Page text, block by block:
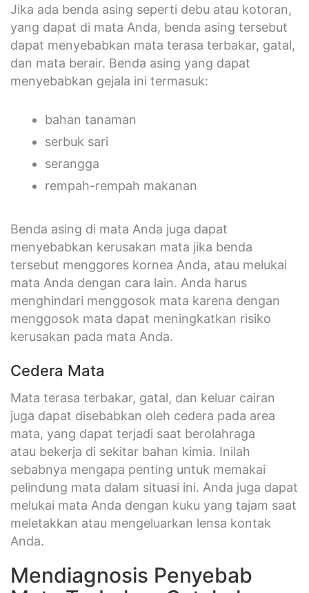
Jika ada benda asing seperti debu atau kotoran,
yang dapat di mata Anda, benda asing tersebut
dapat menyebabkan mata terasa terbakar, gatal,
dan mata berair. Benda asing yang dapat
menyebabkan gejala ini termasuk:
bahan tanaman
serbuk sari
serangga
rempah-rempah makanan
Benda asing di mata Anda juga dapat
menyebabkan kerusakan mata jika benda
tersebut menggores kornea Anda, atau melukai
mata Anda dengan cara lain. Anda harus
menghindari menggosok mata karena dengan
menggosok mata dapat meningkatkan risiko
kerusakan pada mata Anda.
Cedera Mata
Mata terasa terbakar, gatal, dan keluar cairan
juga dapat disebabkan oleh cedera pada area
mata, yang dapat terjadi saat berolahraga
atau bekerja di sekitar bahan kimia. Inilah
sebabnya mengapa penting untuk memakai
pelindung mata dalam situasi ini. Anda juga dapat
melukai mata Anda dengan kuku yang tajam saat
meletakkan atau mengeluarkan lensa kontak
Anda.
Mendiagnosis Penyebab